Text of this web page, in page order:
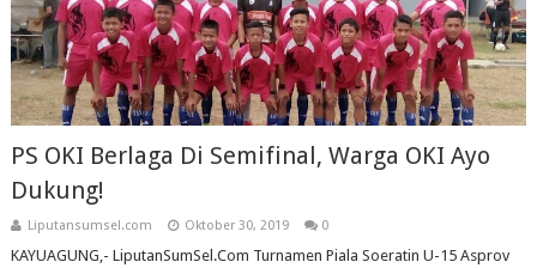
PS OKI Berlaga Di Semifinal, Warga OKI Ayo
Dukung!
Liputansumsel.com Oktober 30, 2019 0
KAYUAGUNG,- LiputanSumSel.Com Turnamen Piala Soeratin U-15 Asprov